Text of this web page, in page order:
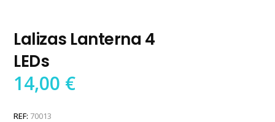
Lalizas Lanterna 4
LEDs
14,00 €
REF: 70013